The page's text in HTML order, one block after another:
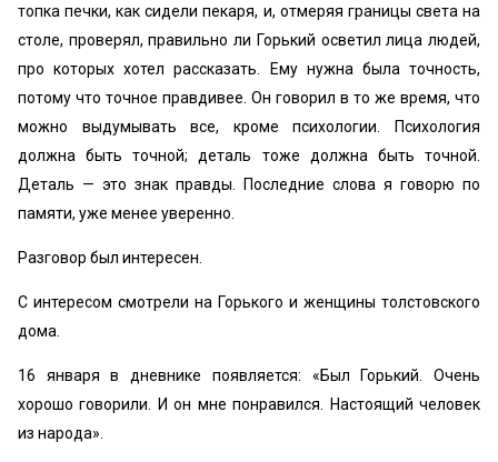
топка печки, как сидели пекаря, и, отмеряя границы света на
столе, проверял, правильно ли Горький осветил лица людей,
про которых хотел рассказать. Ему нужна была точность,
потому что точное правдивее. Он говорил в то же время, что
можно выдумывать все, кроме психологии. Психология
должна быть точной; деталь тоже должна быть точной.
Деталь — это знак правды. Последние слова я говорю по
памяти, уже менее уверенно.
Разговор был интересен.
С интересом смотрели на Горького и женщины толстовского
дома.
16 января в дневнике появляется: «Был Горький. Очень
хорошо говорили. И он мне понравился. Настоящий человек
из народа».